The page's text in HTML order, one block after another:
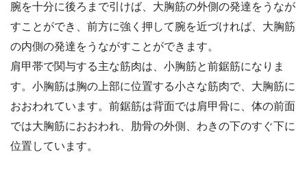
腕を十分に後ろまで引けば、大胸筋の外側の発達をうなが
すことができ、前方に強く押して腕を近づければ、大胸筋
の内側の発達をうながすことができます。
肩甲帯で関与する主な筋肉は、小胸筋と前鋸筋になりま
す。小胸筋は胸の上部に位置する小さな筋肉で、大胸筋に
おおわれています。前鋸筋は背面では肩甲骨に、体の前面
では大胸筋におおわれ、肋骨の外側、わきの下のすぐ下に
位置しています。